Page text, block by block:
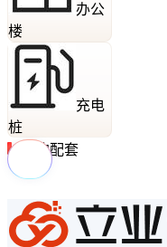
办公
楼
充电
桩
周边配套